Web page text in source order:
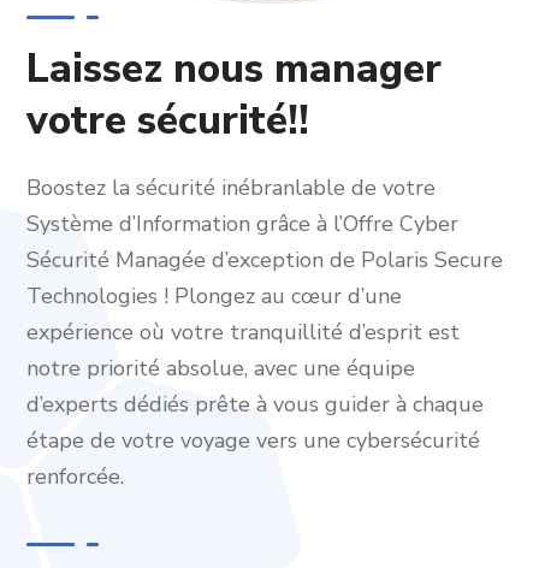
Laissez nous manager
votre sécurité!!
Boostez la sécurité inébranlable de votre
Système d’Information grâce à l’Offre Cyber
Sécurité Managée d’exception de Polaris Secure
Technologies ! Plongez au cœur d’une
expérience où votre tranquillité d’esprit est
notre priorité absolue, avec une équipe
d’experts dédiés prête à vous guider à chaque
étape de votre voyage vers une cybersécurité
renforcée.